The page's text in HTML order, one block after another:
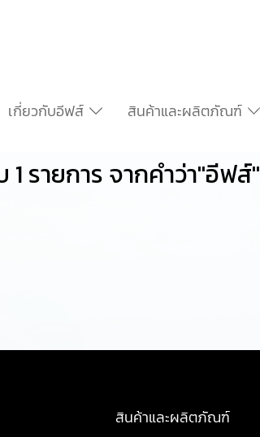
เกี่ยวกับอีฟส์ สินค้าและผลิตภัณฑ์
รายการ จากคำว่า"อีฟส์"
สินค้าและผลิตภัณฑ์